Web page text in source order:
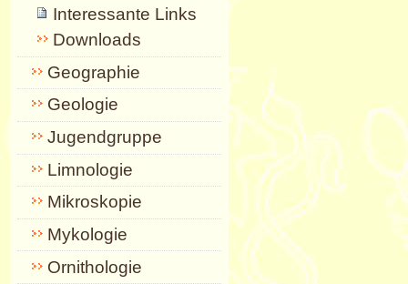
Interessante Links
Downloads
Geographie
Geologie
Jugendgruppe
Limnologie
Mikroskopie
Mykologie
Ornithologie